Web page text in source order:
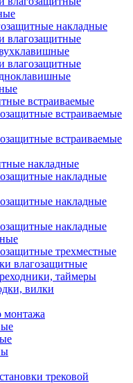
накладные
влагозащитные
влагозащитные
встраиваемые
встраиваемые
встраиваемые
накладные
накладные
накладные
накладные
трехместные
влагозащитные
таймеры
вилки
монтажа
трековой